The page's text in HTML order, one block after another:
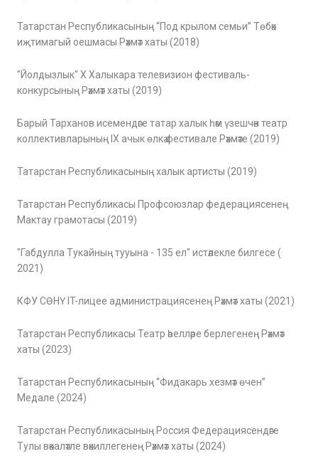
Татарстан Республикасының “Под крылом семьи” Төбәк
иҗтимагый оешмасы Рәхмәт хаты (2018)
"Йолдызлык" Х Халыкара телевизион фестиваль-
конкурсының Рәхмәт хаты (2019)
Барый Тарханов исемендәге татар халык һәм үзешчән театр
коллективларының IX ачык өлкә фестивале Рәхмәте (2019)
Татарстан Республикасының халык артисты (2019)
Татарстан Республикасы Профсоюзлар федерациясенең
Мактау грамотасы (2019)
"Габдулла Тукайның тууына - 135 ел" истәлекле билгесе (
2021)
КФУ СӨНҮ IT-лицее администрациясенең Рәхмәт хаты (2021)
Татарстан Республикасы Театр әһелләре берлегенең Рәхмәт
хаты (2023)
Татарстан Республикасының “Фидакарь хезмәт өчен”
Медале (2024)
Татарстан Республикасының Россия Федерациясендәге
Тулы вәкаләтле вәкиллегенең Рәхмәт хаты (2024)